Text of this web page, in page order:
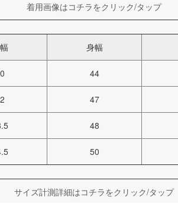
着用画像はコチラをクリック/タップ
身幅
44
47
48
50
サイズ計測詳細はコチラをクリック/タップ